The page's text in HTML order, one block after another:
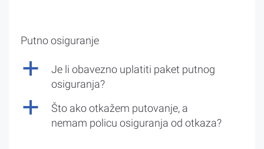
Putno osiguranje
a
Je li obavezno uplatiti paket putnog
osiguranja?
a
Što ako otkažem putovanje, a
nemam policu osiguranja od otkaza?